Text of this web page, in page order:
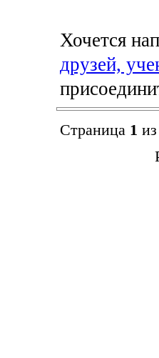
Хочется
друзей,
Страница 1 из